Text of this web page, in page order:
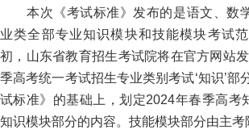
本次《考试标准》发布的是语文、数
业类全部专业知识模块和技能模块考试
初，山东省教育招生考试院将在官方网站
季高考统一考试招生专业类别考试‘知识’部
试标准》的基础上，划定2024年春季高考
知识模块部分的内容。技能模块部分由主